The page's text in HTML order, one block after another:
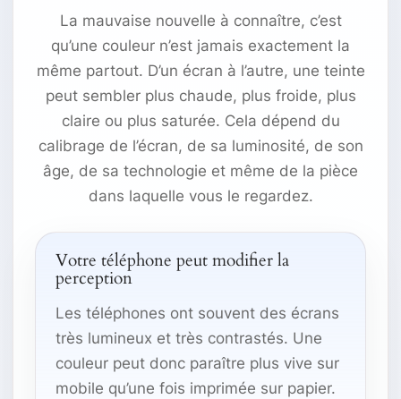
La mauvaise nouvelle à connaître, c’est
qu’une couleur n’est jamais exactement la
même partout. D’un écran à l’autre, une teinte
peut sembler plus chaude, plus froide, plus
claire ou plus saturée. Cela dépend du
calibrage de l’écran, de sa luminosité, de son
âge, de sa technologie et même de la pièce
dans laquelle vous le regardez.
Votre téléphone peut modifier la
perception
Les téléphones ont souvent des écrans
très lumineux et très contrastés. Une
couleur peut donc paraître plus vive sur
mobile qu’une fois imprimée sur papier.